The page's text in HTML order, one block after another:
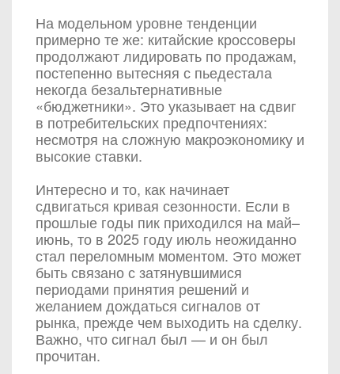
На модельном уровне тенденции
примерно те же: китайские кроссоверы
продолжают лидировать по продажам,
постепенно вытесняя с пьедестала
некогда безальтернативные
«бюджетники». Это указывает на сдвиг
в потребительских предпочтениях:
несмотря на сложную макроэкономику и
высокие ставки.
Интересно и то, как начинает
сдвигаться кривая сезонности. Если в
прошлые годы пик приходился на май–
июнь, то в 2025 году июль неожиданно
стал переломным моментом. Это может
быть связано с затянувшимися
периодами принятия решений и
желанием дождаться сигналов от
рынка, прежде чем выходить на сделку.
Важно, что сигнал был — и он был
прочитан.